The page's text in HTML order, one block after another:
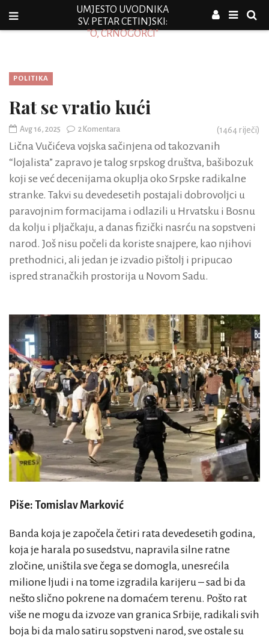
UMJESTO UVODNIKA
SV. PETAR CETINJSKI:
"O, CRNOGORCI"
POLITIKA
Rat se vratio kući
Avg 16, 2025 2 Komentara (1464 riječi)
Lična Vučićeva vojska sačinjena od takozvanih
“lojalista” zapravo je talog srpskog društva, bašibozuk
koji se već decenijama okuplja oko Srpske radikalne
stranke. Takvi su devedesetih postajali dobrovoljci u
paravojnim formacijama i odlazili u Hrvatsku i Bosnu
da kolju i pljačkaju, a danas fizički nasrću na sopstveni
narod. Još nisu počeli da koriste snajpere, kao njihovi
prethodnici, ali jedan je izvadio pištolj i pripucao
ispred stranačkih prostorija u Novom Sadu.
Piše: Tomislav Marković
Banda koja je započela četiri rata devedesetih godina,
koja je harala po susedstvu, napravila silne ratne
zločine, uništila sve čega se domogla, unesrećila
milione ljudi i na tome izgradila karijeru – sad bi da
nešto slično pokrene na domaćem terenu. Pošto rat
više ne mogu da izvoze van granica Srbije, radikali svih
boja bi da malo satiru sopstveni narod, sve ostale su